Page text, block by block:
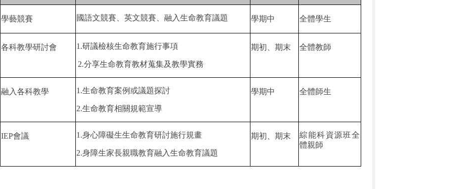
學藝競賽 國語文競賽、英文競賽、融入生命教育議題 學期中 全體學生
各科教學研討會 1.研議檢核生命教育施行事項
2.分享生命教育教材蒐集及教學實務
期初、期末 全體教師
融入各科教學 1.生命教育案例或議題探討
2.生命教育相關規範宣導
學期中 全體師生
IEP會議 1.身心障礙生生命教育研討施行規畫
2.身障生家長親職教育融入生命教育議題
期初、期末
綜能科資源班全
體親師